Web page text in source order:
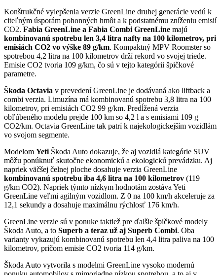
Konštrukčné vylepšenia verzie GreenLine druhej generácie vedú k
citeľným úsporám pohonných hmôt a k podstatnému zníženiu emisií
CO2. Fabia GreenLine a Fabia Combi GreenLine majú
kombinovanú spotrebu len 3,4 litra nafty na 100 kilometrov, pri
emisiách CO2 vo výške 89 g/km. Kompaktný MPV Roomster so
spotrebou 4,2 litra na 100 kilometrov drží rekord vo svojej triede.
Emisie CO2 tvoria 109 g/km, čo sú v tejto kategórii špičkové
parametre.
Škoda Octavia v prevedení GreenLine je dodávaná ako liftback a
combi verzia. Limuzína má kombinovanú spotrebu 3,8 litra na 100
kilometrov, pri emisiách CO2 99 g/km. Predĺžená verzia
obľúbeného modelu prejde 100 km so 4,2 l a s emisiami 109 g
CO2/km. Octavia GreenLine tak patrí k najekologickejším vozidlám
vo svojom segmente.
Modelom YetiŠkoda Auto dokazuje, že aj vozidlá kategórie SUV
môžu ponúknuť skutočne ekonomickú a ekologickú prevádzku. Aj
napriek väčšej čelnej ploche dosahuje verzia GreenLine
kombinovanú spotrebu iba 4,6 litra na 100 kilometrov (119
g/km CO2). Napriek týmto nízkym hodnotám zostáva Yeti
GreenLine veľmi agilným vozidlom. Z 0 na 100 km/h akceleruje za
12,1 sekundy a dosahuje maximálnu rýchlosť 176 km/h.
GreenLine verzie sú v ponuke taktiež pre ďalšie špičkové modely
Škoda Auto, a to Superb a teraz už aj Superb Combi. Oba
varianty vykazujú kombinovanú spotrebu len 4,4 litra paliva na 100
kilometrov, pričom emisie CO2 tvoria 114 g/km.
Škoda Auto vytvorila s modelmi GreenLine vysoko modernú